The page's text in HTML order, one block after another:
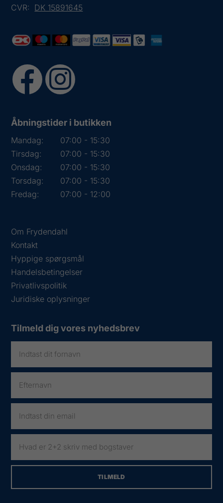
CVR: DK 15891645
Åbningstider i butikken
Mandag:
07:00 - 15:30
Tirsdag:
07:00 - 15:30
Onsdag:
07:00 - 15:30
Torsdag:
07:00 - 15:30
Fredag:
07:00 - 12:00
Om Frydendahl
Kontakt
Hyppige spørgsmål
Handelsbetingelser
Privatlivspolitik
Juridiske oplysninger
Tilmeld dig vores nyhedsbrev